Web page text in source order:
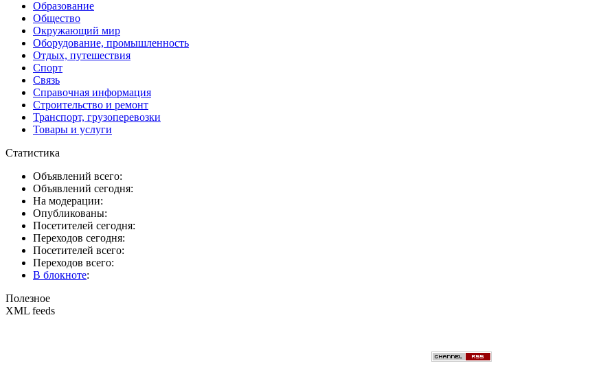
Образование
Общество
Окружающий мир
Оборудование, промышленность
Отдых, путешествия
Спорт
Связь
Справочная информация
Строительство и ремонт
Транспорт, грузоперевозки
Товары и услуги
Статистика
Объявлений всего:
Объявлений сегодня:
На модерации:
Опубликованы:
Посетителей сегодня:
Переходов сегодня:
Посетителей всего:
Переходов всего:
В блокноте:
Полезное
XML feeds